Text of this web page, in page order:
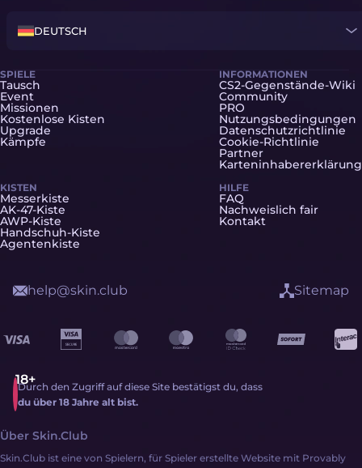
DEUTSCH
SPIELE
Tausch
Event
Missionen
Kostenlose Kisten
Upgrade
Kämpfe
KISTEN
Messerkiste
AK-47-Kiste
AWP-Kiste
Handschuh-Kiste
Agentenkiste
INFORMATIONEN
CS2-Gegenstände-Wiki
Community
PRO
Nutzungsbedingungen
Datenschutzrichtlinie
Cookie-Richtlinie
Partner
Karteninhabererklärung
HILFE
FAQ
Nachweislich fair
Kontakt
Durch den Zugriff auf diese Site bestätigst du, dass
du über 18 Jahre alt bist.
help@skin.club Sitemap
Über Skin.Club
Skin.Club ist eine von Spielern, für Spieler erstellte Website mit Provably